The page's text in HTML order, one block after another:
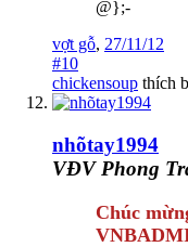
@};-
vợt gỗ, 27/11/12
#10
chickensoup thích
nhõtay1994
VĐV Phong
Chúc